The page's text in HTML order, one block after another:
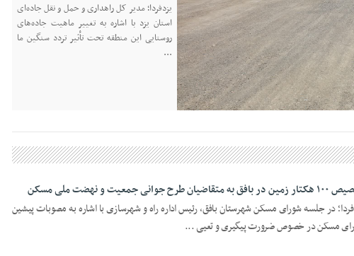
یزدفردا؛ مدیر کل راهداری و حمل‌ و نقل جاده‌ای
استان یزد با اشاره به تغییر ماهیت جاده‌های
روستایی این منطقه تحت تأثیر تردد سنگین ما
...
متقاضیان طرح جوانی جمعیت و نهضت ملی مسکن
در جلسه شورای مسکن شهرستان بافق، رئیس اداره راه و شهرسازی با اشاره به مصوبات پیشین
مسکن در خصوص ضرورت پیگیری و تعیی ...